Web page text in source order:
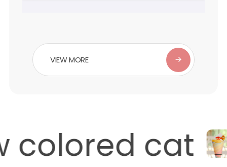
VIEW MORE
colored cat